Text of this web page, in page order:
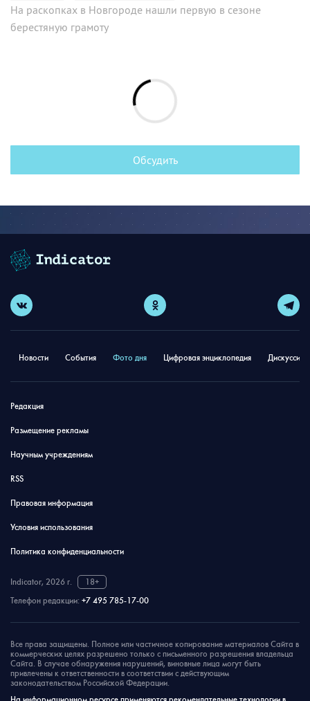
На раскопках в Новгороде нашли первую в сезоне
берестяную грамоту
Обсудить
Новости События Фото дня Цифровая энциклопедия
Редакция
Размещение рекламы
Научным учреждениям
RSS
Правовая информация
Условия использования
Политика конфиденциальности
Indicator, 2026 г.
18+
Телефон редакции: +7 495 785-17-00
Все права защищены. Полное или частичное копирование материалов Сайта в
коммерческих целях разрешено только с письменного разрешения владельца
Сайта. В случае обнаружения нарушений, виновные лица могут быть
привлечены к ответственности в соответствии с действующим
законодательством Российской Федерации.